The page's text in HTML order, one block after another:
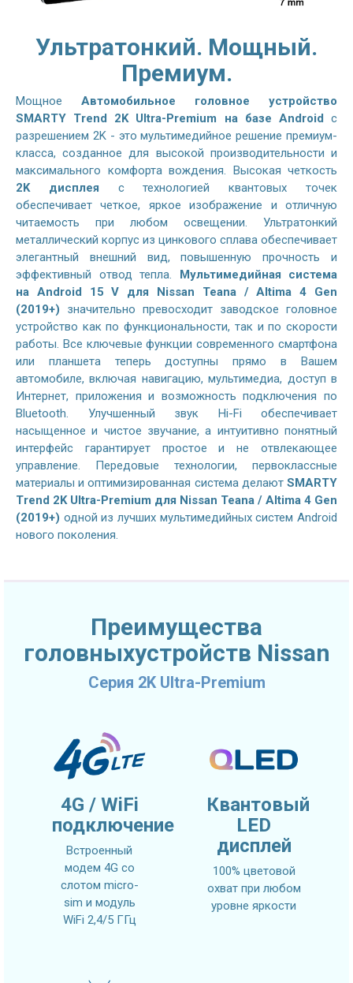
Ультратонкий. Мощный.
Премиум.
Мощное Автомобильное головное устройство
SMARTY Trend 2K Ultra-Premium на базе Android с
разрешением 2K - это мультимедийное решение премиум-
класса, созданное для высокой производительности и
максимального комфорта вождения. Высокая четкость
2K дисплея с технологией квантовых точек
обеспечивает четкое, яркое изображение и отличную
читаемость при любом освещении. Ультратонкий
металлический корпус из цинкового сплава обеспечивает
элегантный внешний вид, повышенную прочность и
эффективный отвод тепла. Мультимедийная система
на Android 15 V для Nissan Teana / Altima 4 Gen
(2019+) значительно превосходит заводское головное
устройство как по функциональности, так и по скорости
работы. Все ключевые функции современного смартфона
или планшета теперь доступны прямо в Вашем
автомобиле, включая навигацию, мультимедиа, доступ в
Интернет, приложения и возможность подключения по
Bluetooth. Улучшенный звук Hi-Fi обеспечивает
насыщенное и чистое звучание, а интуитивно понятный
интерфейс гарантирует простое и не отвлекающее
управление. Передовые технологии, первоклассные
материалы и оптимизированная система делают SMARTY
Trend 2K Ultra-Premium для Nissan Teana / Altima 4 Gen
(2019+) одной из лучших мультимедийных систем Android
нового поколения.
Преимущества
головныхустройств Nissan
Серия 2K Ultra-Premium
4G / WiFi
подключение
Встроенный
модем 4G со
слотом micro-
sim и модуль
WiFi 2,4/5 ГГц
Квантовый
LED
дисплей
100% цветовой
охват при любом
уровне яркости